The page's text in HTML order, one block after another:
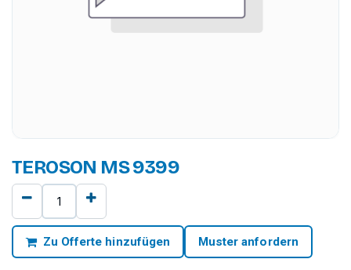
TEROSON MS 9399
Zu Offerte hinzufügen Muster anfordern